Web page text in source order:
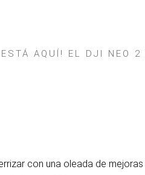
ESTÁ AQUÍ! EL DJI NEO
con una oleada de